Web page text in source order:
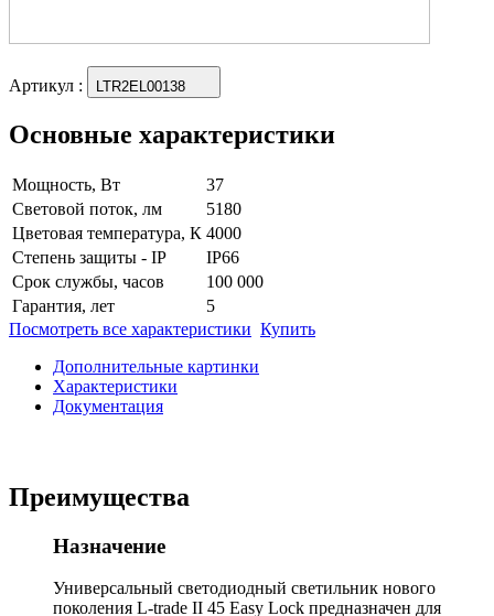
Артикул : LTR2EL00138
Основные характеристики
Мощность, Вт
37
Световой поток, лм
5180
Цветовая температура, К 4000
Степень защиты - IP
IP66
Срок службы, часов
100 000
Гарантия, лет
5
Посмотреть все характеристики Купить
Дополнительные картинки
Характеристики
Документация
Преимущества
Назначение
Универсальный светодиодный светильник нового
поколения L-trade II 45 Easy Lock предназначен для